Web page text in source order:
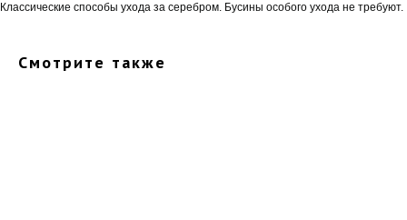
Классические способы ухода за серебром. Бусины особого ухода не требуют.
Смотрите также